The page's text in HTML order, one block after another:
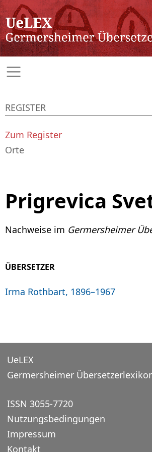
Prigrevica
Nachweise im Germersheimer
ÜBERSETZER
Irma Rothbart, 1896–1967
REGISTER
Zum Register
Orte
UeLEX
Germersheimer
ISSN 3055-7720
Nutzungsbedingungen
Impressum
Kontakt